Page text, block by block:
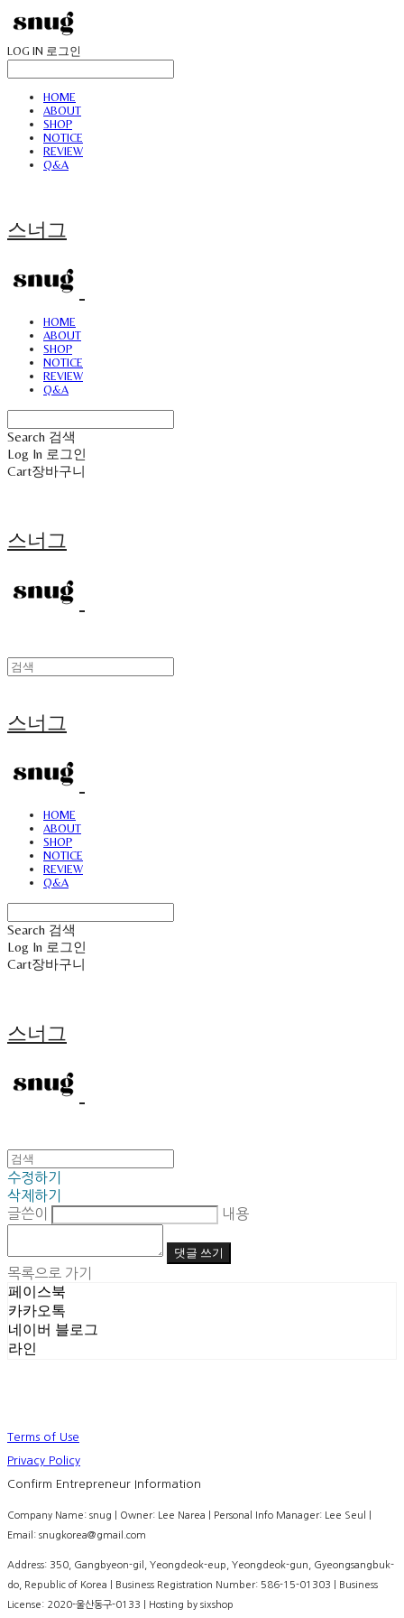
LOG IN 로그인
HOME
ABOUT
SHOP
NOTICE
REVIEW
Q&A
스너그
HOME
ABOUT
SHOP
NOTICE
REVIEW
Q&A
Search 검색
Log In 로그인
Cart장바구니
스너그
스너그
HOME
ABOUT
SHOP
NOTICE
REVIEW
Q&A
Search 검색
Log In 로그인
Cart장바구니
스너그
수정하기
삭제하기
글쓴이
내용
댓글 쓰기
목록으로 가기
페이스북
카카오톡
네이버 블로그
라인
Terms of Use
Privacy Policy
Confirm Entrepreneur Information
Company Name: snug | Owner: Lee Narea | Personal Info Manager: Lee Seul |
Email: snugkorea@gmail.com
Address: 350, Gangbyeon-gil, Yeongdeok-eup, Yeongdeok-gun, Gyeongsangbuk-
do, Republic of Korea | Business Registration Number: 586-15-01303 | Business
License: 2020-울산동구-0133 | Hosting by sixshop